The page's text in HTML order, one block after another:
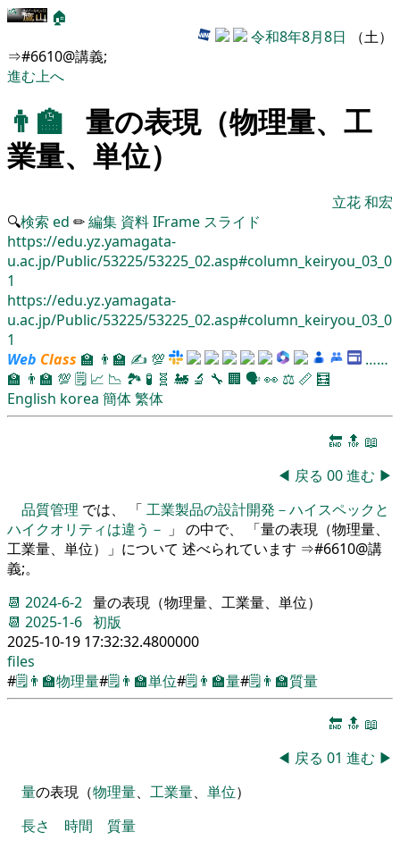
🏠
令和8年8月8日 （土）
⇒#6610@講義;
進む上へ
👨‍🏫 量の表現（物理量、工
業量、単位）
立花 和宏
🔍検索 ed ✏編集 資料IFrame スライド
https://edu.yz.yamagata-
u.ac.jp/Public/53225/53225_02.asp#column_keiryou_03_0
1
https://edu.yz.yamagata-
u.ac.jp/Public/53225/53225_02.asp#column_keiryou_03_0
1
Web Class 🏫 👨‍🏫 ✍ 💯
……
🏫 👨‍🏫 💯 🗒️ 📈 📉 🏞 🧪 🧬 🚂 🔬 🔧 🏢 🗣️👀 ⚖️ 📏 🧮
English korea 簡体繁体
🔚 🔝 📖
◀ 戻る 00進む ▶
品質管理 では、 「 工業製品の設計開発－ハイスペックと
ハイクオリティは違う－ 」 の中で、 「量の表現（物理量、
工業量、単位）」について 述べられています ⇒#6610@講
義;。
📆 2024-6-2 量の表現（物理量、工業量、単位）
📆 2025-1-6 初版
2025-10-19 17:32:32.4800000
files
#🗒️👨‍🏫物理量#🗒️👨‍🏫単位#🗒️👨‍🏫量#🗒️👨‍🏫質量
🔚 🔝 📖
◀ 戻る 01 進む ▶
量の表現 （物理量、 工業量、 単位）
長さ
時間
質量